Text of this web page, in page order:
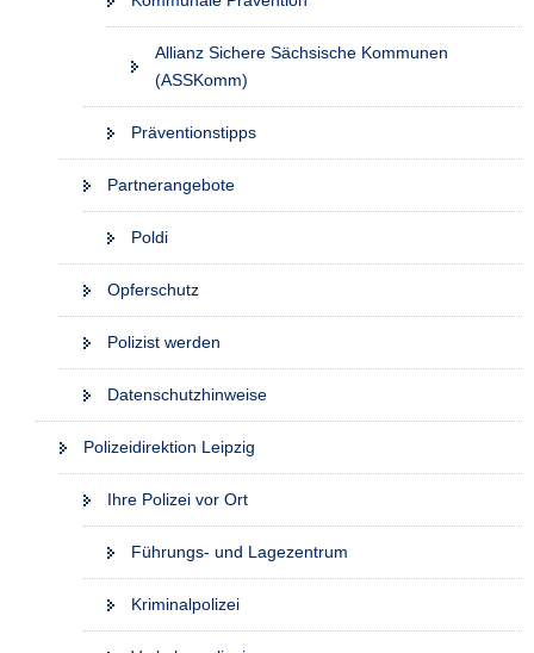
Allianz Sichere Sächsische Kommunen
(ASSKomm)
Präventionstipps
Partnerangebote
Poldi
Opferschutz
Polizist werden
Datenschutzhinweise
Polizeidirektion Leipzig
Ihre Polizei vor Ort
Führungs- und Lagezentrum
Kriminalpolizei